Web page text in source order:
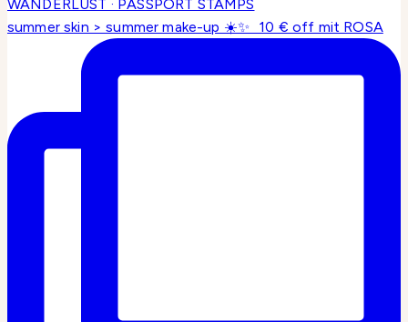
summer skin > summer make-up ☀️✨ 10 € off mit ROSA